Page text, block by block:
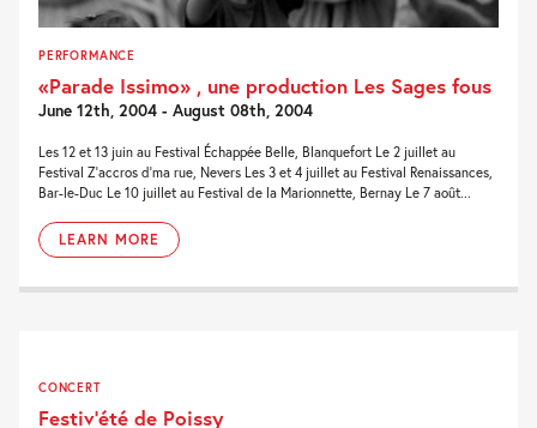
PERFORMANCE
«Parade Issimo» , une production Les Sages fous
June 12th, 2004 - August 08th, 2004
Les 12 et 13 juin au Festival Échappée Belle, Blanquefort Le 2 juillet au
Festival Z’accros d’ma rue, Nevers Les 3 et 4 juillet au Festival Renaissances,
Bar-le-Duc Le 10 juillet au Festival de la Marionnette, Bernay Le 7 août...
LEARN MORE
CONCERT
Festiv’été de Poissy